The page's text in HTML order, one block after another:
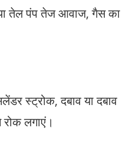
तेल पंप तेज आवाज, गैस का
स्ट्रोक, दबाव या दबाव
लगाएं।